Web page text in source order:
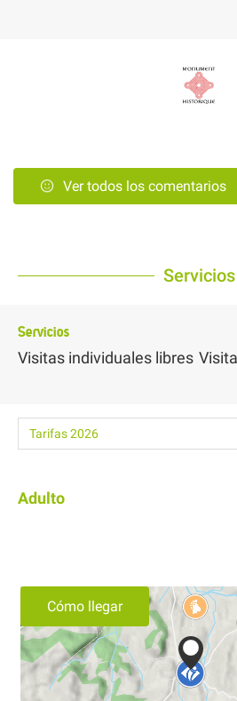
Ver todos los comentarios
Servicios
Servicios
Visitas individuales libres
Adulto
Cómo llegar